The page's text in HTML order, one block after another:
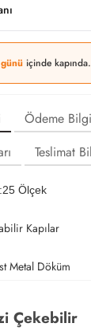
içinde kapında.
Ödeme
Teslimat
Ölçek
Kapılar
Metal Döküm
Çekebilir